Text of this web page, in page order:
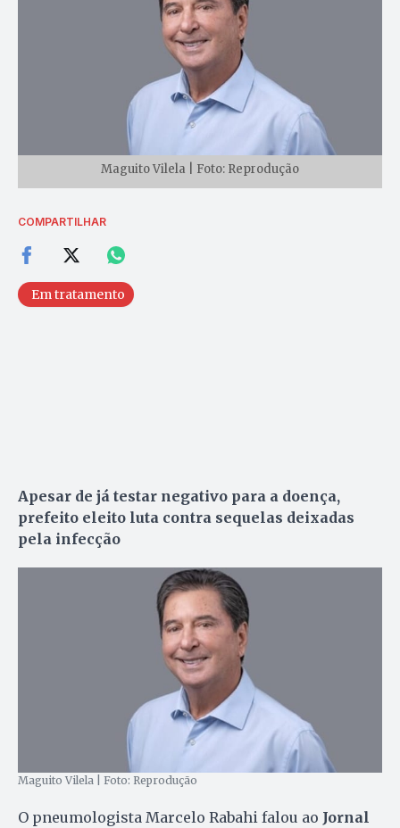
Maguito Vilela | Foto: Reprodução
COMPARTILHAR
Em tratamento
Apesar de já testar negativo para a doença,
prefeito eleito luta contra sequelas deixadas
pela infecção
Maguito Vilela | Foto: Reprodução
O pneumologista Marcelo Rabahi falou ao Jornal